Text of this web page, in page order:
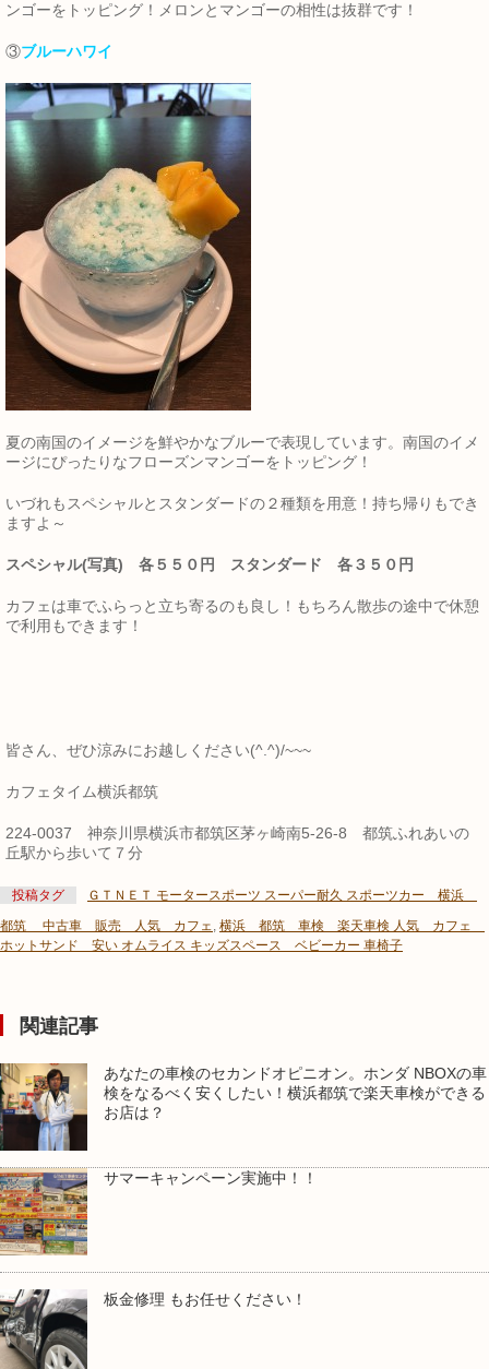
ンゴーをトッピング！メロンとマンゴーの相性は抜群です！
③ブルーハワイ
夏の南国のイメージを鮮やかなブルーで表現しています。南国のイメ
ージにぴったりなフローズンマンゴーをトッピング！
いづれもスペシャルとスタンダードの２種類を用意！持ち帰りもでき
ますよ～
スペシャル(写真) 各５５０円 スタンダード 各３５０円
カフェは車でふらっと立ち寄るのも良し！もちろん散歩の途中で休憩
で利用もできます！
皆さん、ぜひ涼みにお越しください(^.^)/~~~
カフェタイム横浜都筑
224-0037 神奈川県横浜市都筑区茅ヶ崎南5-26-8 都筑ふれあいの
丘駅から歩いて７分
投稿タグ
ＧＴＮＥＴ モータースポーツ スーパー耐久 スポーツカー 横浜
都筑 中古車 販売 人気 カフェ, 横浜 都筑 車検 楽天車検 人気 カフェ
ホットサンド 安い オムライス キッズスペース ベビーカー 車椅子
関連記事
あなたの車検のセカンドオピニオン。ホンダ NBOXの車
検をなるべく安くしたい！横浜都筑で楽天車検ができる
お店は？
サマーキャンペーン実施中！！
板金修理 もお任せください！